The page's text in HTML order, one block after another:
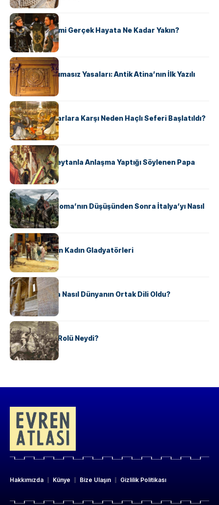
KÜLTÜR
‘Gladiator’ Filmi Gerçek Hayata Ne Kadar Yakın?
KÜLTÜR
Draco’nun Acımasız Yasaları: Antik Atina’nın İlk Yazılı
Hukuk Kodu
KÜLTÜR
Avrupalı ​​Katharlara Karşı Neden Haçlı Seferi Başlatıldı?
KÜLTÜR
II. Silvester: Şeytanla Anlaşma Yaptığı Söylenen Papa
KÜLTÜR
Ostrogotlar Roma’nın Düşüşünden Sonra İtalya’yı Nasıl
Ele Geçirdi?
KÜLTÜR
Antik Roma’nın Kadın Gladyatörleri
KÜLTÜR
Antik Yunanca Nasıl Dünyanın Ortak Dili Oldu?
KÜLTÜR
Valdensler’in Rolü Neydi?
Hakkımızda Künye Bize Ulaşın Gizlilik Politikası